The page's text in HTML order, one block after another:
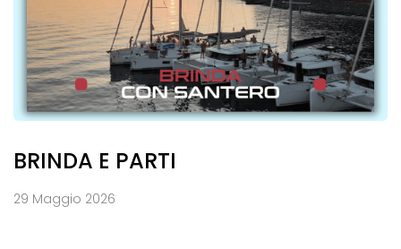
BRINDA E PARTI
29 Maggio 2026